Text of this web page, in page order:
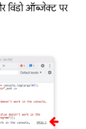
विंडो ऑब्जेक्ट पर